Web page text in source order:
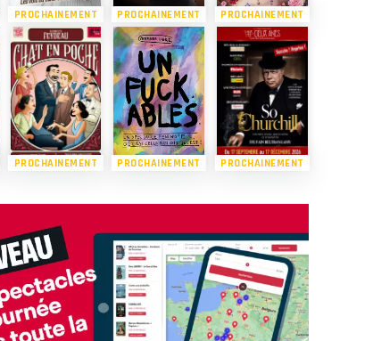
PROCHAINEMENT PROCHAINEMENT PROCHAINEMENT
PROCHAINEMENT PROCHAINEMENT PROCHAINEMENT